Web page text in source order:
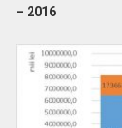
– 2016